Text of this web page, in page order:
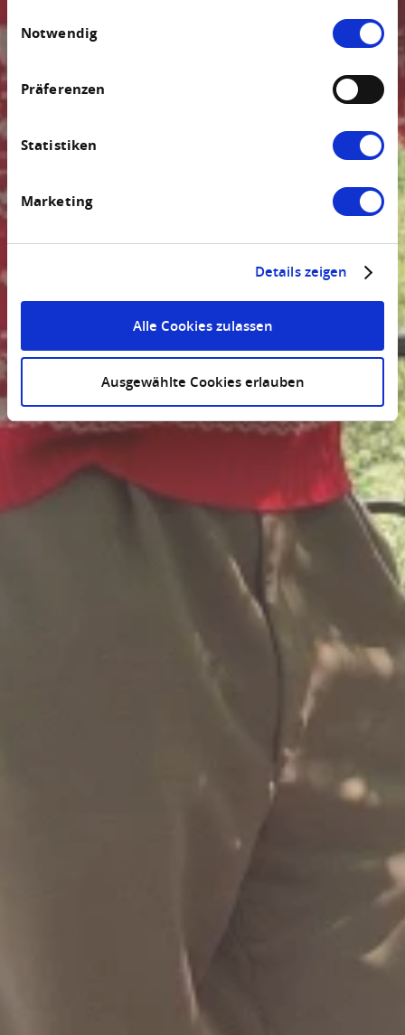
Verarbeitung personenbezogener Daten Art. 6 Abs. 1
lit. a DSGVO.
widerrufen. Weitere Informationen finden Sie in
Notwendig
Präferenzen
Statistiken
Marketing
Details zeigen
Alle Cookies zulassen
Ausgewählte Cookies erlauben